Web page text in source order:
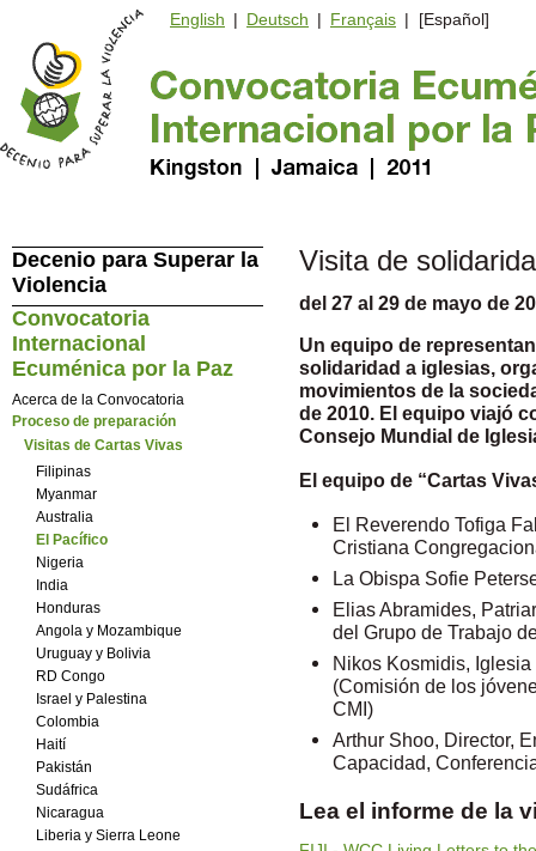
English | Deutsch | Français | [Español]
Visita de
del 27 al 29 de mayo de
Un equipo de
solidaridad a iglesias,
movimientos de la
de 2010. El equipo viajó
Consejo Mundial de
El equipo de “Cartas
El Reverendo Tofiga
Cristiana
La Obispa Sofie
Elias Abramides,
del Grupo de Trabajo
Nikos Kosmidis,
(Comisión de los
CMI)
Arthur Shoo, Director,
Capacidad,
Lea el informe de la
Decenio para Superar la
Violencia
Convocatoria
Internacional
Ecuménica por la Paz
Acerca de la Convocatoria
Proceso de preparación
Visitas de Cartas Vivas
Filipinas
Myanmar
Australia
El Pacífico
Nigeria
India
Honduras
Angola y Mozambique
Uruguay y Bolivia
RD Congo
Israel y Palestina
Colombia
Haití
Pakistán
Sudáfrica
Nicaragua
Liberia y Sierra Leone